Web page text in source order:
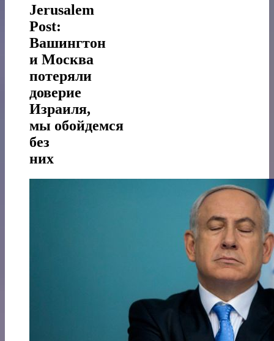
Jerusalem
Post:
Вашингтон
и Москва
потеряли
доверие
Израиля,
мы обойдемся
без
них